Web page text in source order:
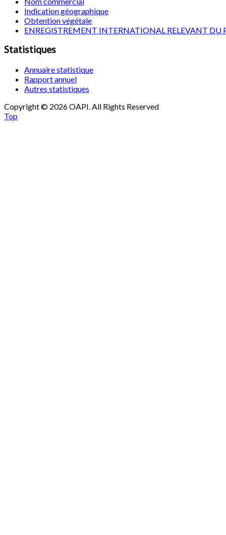
Indication géographique
Obtention végétale
ENREGISTREMENT INTERNATIONAL RELEVANT DU
Statistiques
Annuaire statistique
Rapport annuel
Autres statistiques
Copyright © 2026 OAPI. All Rights Reserved
Top